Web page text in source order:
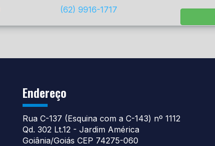
(62) 9916-1717
Endereço
Rua C-137 (Esquina com a C-143) nº 1112
Qd. 302 Lt.12 - Jardim América
Goiânia/Goiás CEP 74275-060